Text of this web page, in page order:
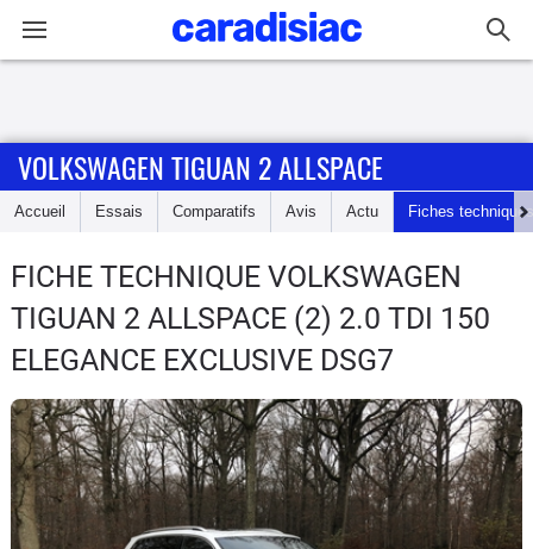
Accueil
Essais
Guide
d'achat
Electriques
Utilitaires
VOLKSWAGEN TIGUAN 2 ALLSPACE
Accueil Essais Comparatifs Avis Actu Fiches techniques
FICHE TECHNIQUE VOLKSWAGEN
TIGUAN 2 ALLSPACE (2) 2.0 TDI 150
ELEGANCE EXCLUSIVE DSG7